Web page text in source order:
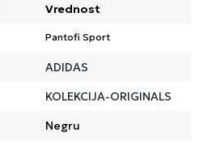
Vrednost
Pantofi Sport
ADIDAS
KOLEKCIJA-ORIGINALS
Negru